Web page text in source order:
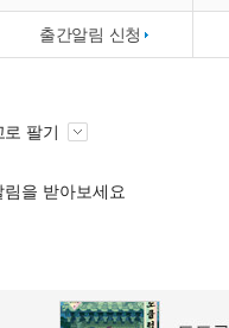
출간알림 신청
로 팔기
을 받아보세요